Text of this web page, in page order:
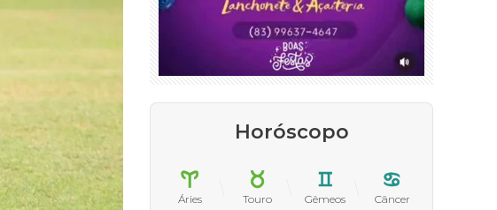
Horóscopo
Áries Touro Gêmeos Câncer